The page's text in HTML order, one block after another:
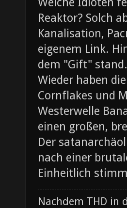
Reaktor? Solch
Kanalisation,
eigenem Link.
dem "Gift" stand.
Wieder haben
Cornflakes und
Westerwelle
einen großen,
Der
nach einer
Einheitlich
Nachdem THD in